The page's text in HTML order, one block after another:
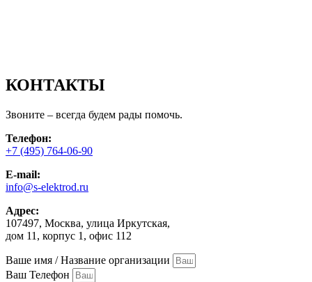
КОНТАКТЫ
Звоните – всегда будем рады помочь.
Телефон:
+7 (495) 764-06-90
E-mail:
info@s-elektrod.ru
Адрес:
107497, Москва, улица Иркутская,
дом 11, корпус 1, офис 112
Ваше имя / Название организации
Ваш Телефон